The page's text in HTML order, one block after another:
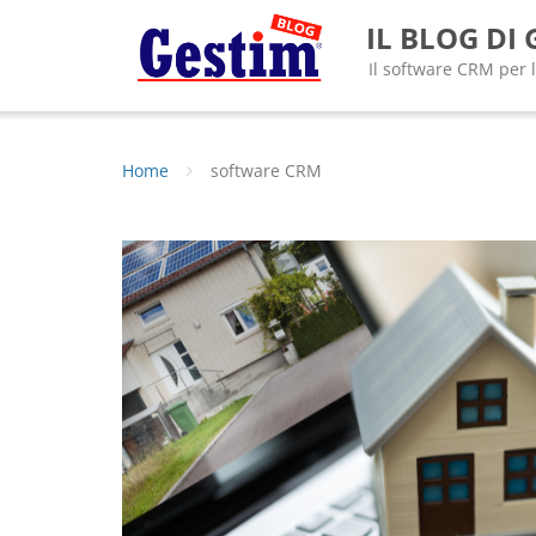
IL BLOG DI
Il software CRM
Home software CRM